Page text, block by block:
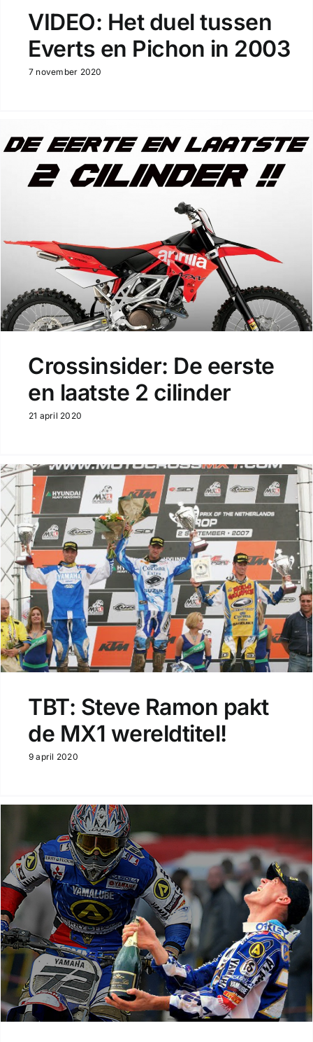
VIDEO: Het duel tussen
Everts en Pichon in 2003
7 november 2020
Crossinsider: De eerste
en laatste 2 cilinder
21 april 2020
TBT: Steve Ramon pakt
de MX1 wereldtitel!
9 april 2020